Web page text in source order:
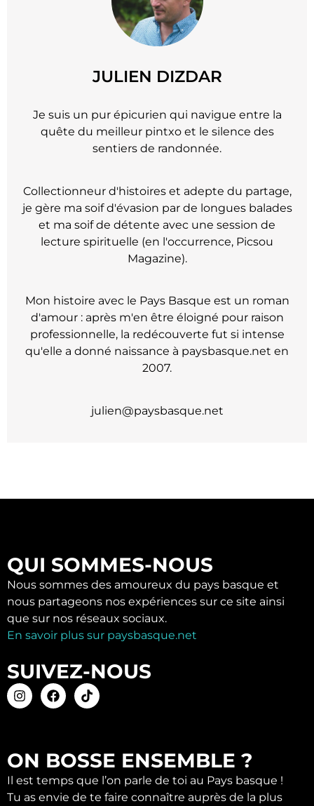
JULIEN DIZDAR
Je suis un pur épicurien qui navigue entre la
quête du meilleur pintxo et le silence des
sentiers de randonnée.
Collectionneur d'histoires et adepte du partage,
je gère ma soif d'évasion par de longues balades
et ma soif de détente avec une session de
lecture spirituelle (en l'occurrence, Picsou
Magazine).
Mon histoire avec le Pays Basque est un roman
d'amour : après m'en être éloigné pour raison
professionnelle, la redécouverte fut si intense
qu'elle a donné naissance à paysbasque.net en
2007.
julien@paysbasque.net
QUI SOMMES-NOUS
Nous sommes des amoureux du pays basque et
nous partageons nos expériences sur ce site ainsi
que sur nos réseaux sociaux.
En savoir plus sur paysbasque.net
SUIVEZ-NOUS
ON BOSSE ENSEMBLE ?
Il est temps que l’on parle de toi au Pays basque !
Tu as envie de te faire connaître auprès de la plus